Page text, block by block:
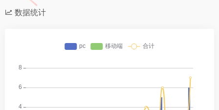
数据统计